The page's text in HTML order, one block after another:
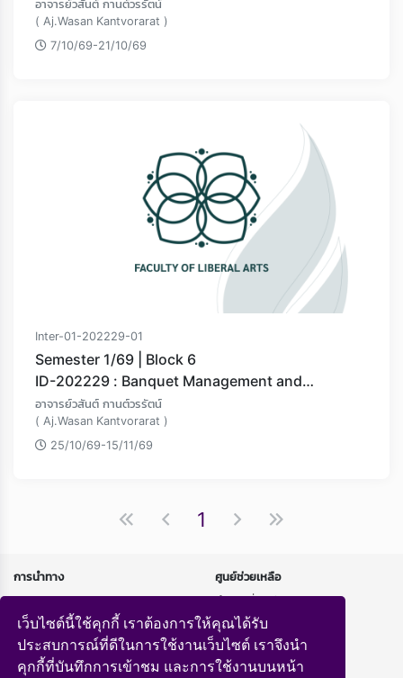
เว็บไซต์นี้ใช้คุกกี้ เราต้องการให้คุณได้รับ
ประสบการณ์ที่ดีในการใช้งานเว็บไซต์ เราจึงนำ
คุกกี้ที่บันทึกการเข้าชม และการใช้งานบนหน้า
อาจารย์วสันต์ กานต์วรรัตน์
( Aj.Wasan Kantvorarat )
7/10/69-21/10/69
Inter-01-202229-01
Semester 1/69 | Block 6
ID-202229 : Banquet Management and
Operation
อาจารย์วสันต์ กานต์วรรัตน์
( Aj.Wasan Kantvorarat )
25/10/69-15/11/69
1
การนำทาง
หน้าแรก
หลักสูตร
ถ่ายทอดสด
ศูนย์ช่วยเหลือ
คำถามที่พบบ่อย
นโยบายความเป็นส่วนตัว